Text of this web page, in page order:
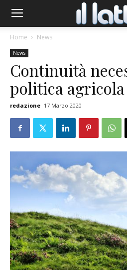
Home News
News
Continuità
politica agricola
redazione 17 Marzo 2020